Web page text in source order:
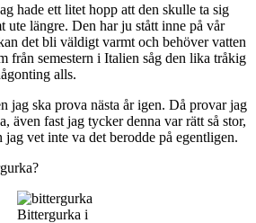
hade ett litet hopp att den skulle ta sig
ute längre. Den har ju stått inne på vår
det bli väldigt varmt och behöver vatten
från semestern i Italien såg den lika tråkig
alls.
jag ska prova nästa år igen. Då provar jag
även fast jag tycker denna var rätt så stor,
vet inte va det berodde på egentligen.
Bittergurka i